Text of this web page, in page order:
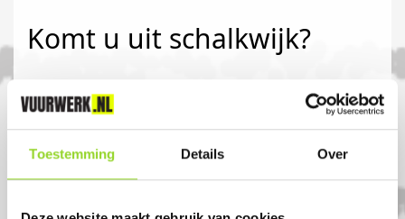
Toestemming Details Over
Komt u uit schalkwijk?
Koop uw vuurwerk dan bij Miltenburg
2Wielers in Nieuwegein. U bent van harte
welkom! U bent uiteraard ook welkom als
u uit Schalkwijk, Lopik of Maarssen komt.